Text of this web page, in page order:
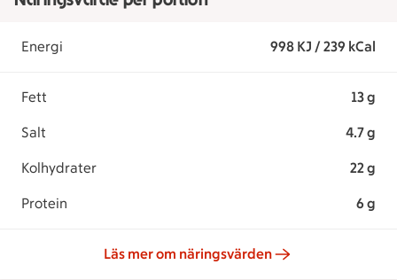
Energi 998 KJ / 239 kCal
Fett 13 g
Salt 4.7 g
Kolhydrater 22 g
Protein 6 g
Läs mer om näringsvärden